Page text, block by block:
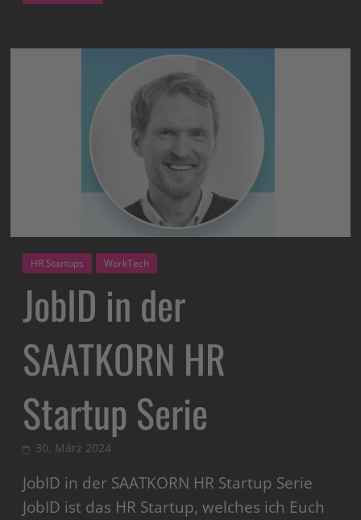
HR Startups WorkTech
JobID in der
SAATKORN HR
Startup Serie
30. März 2024
JobID in der SAATKORN HR Startup Serie
JobID ist das HR Startup, welches ich Euch